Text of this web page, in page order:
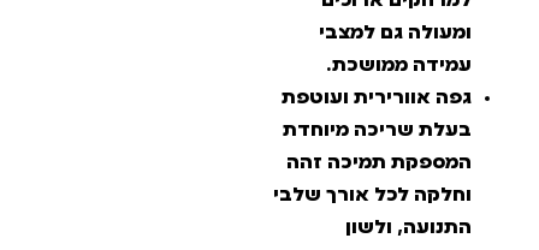
ומעולה גם למצבי
עמידה ממושכת.
גפה אוורירית ועוטפת
בעלת שריכה מיוחדת
המספקת תמיכה זהה
וחלקה לכל אורך שלבי
התנועה, ולשון